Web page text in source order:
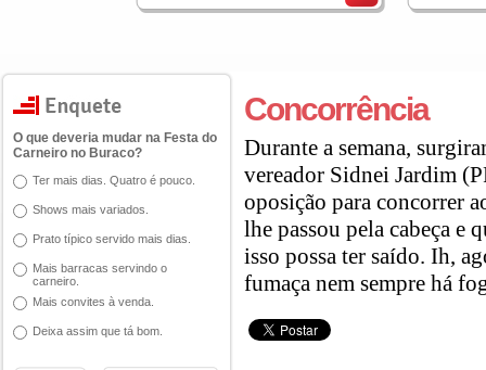
O que deveria mudar na Festa do
Carneiro no Buraco?
Ter mais dias. Quatro é pouco.
Shows mais variados.
Prato típico servido mais dias.
Mais barracas servindo o
carneiro.
Mais convites à venda.
Deixa assim que tá bom.
Concorrência
Durante a semana,
vereador Sidnei Jardim
oposição para concorrer
lhe passou pela cabeça e
isso possa ter saído. Ih,
fumaça nem sempre há